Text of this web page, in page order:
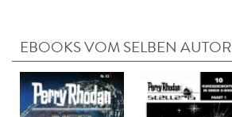
EBOOKS VOM SELBEN AUTOR